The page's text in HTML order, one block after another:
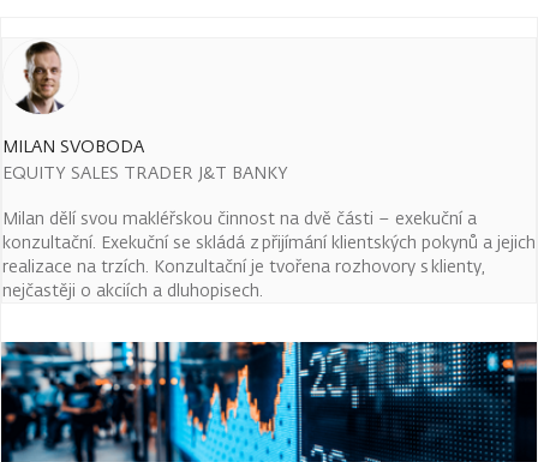
MILAN SVOBODA
EQUITY SALES TRADER J&T BANKY
Milan dělí svou makléřskou činnost na dvě části – exekuční a
konzultační. Exekuční se skládá z přijímání klientských pokynů a jejich
realizace na trzích. Konzultační je tvořena rozhovory s klienty,
nejčastěji o akciích a dluhopisech.